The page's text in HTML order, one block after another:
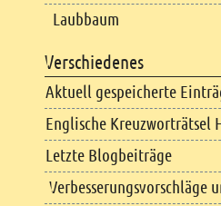
Laubbaum
Verschiedenes
Aktuell gespeicherte
Englische Kreuzworträtsel
Letzte Blogbeiträge
Verbesserungsvorschläge